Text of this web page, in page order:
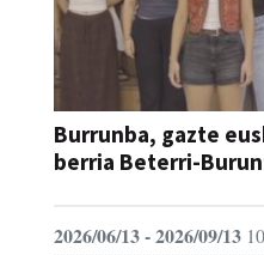
Burrunba, gazte
berria Beterri-
2026/06/13 - 2026/09/13